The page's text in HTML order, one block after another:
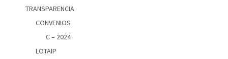
TRANSPARENCIA
CONVENIOS
C – 2024
LOTAIP